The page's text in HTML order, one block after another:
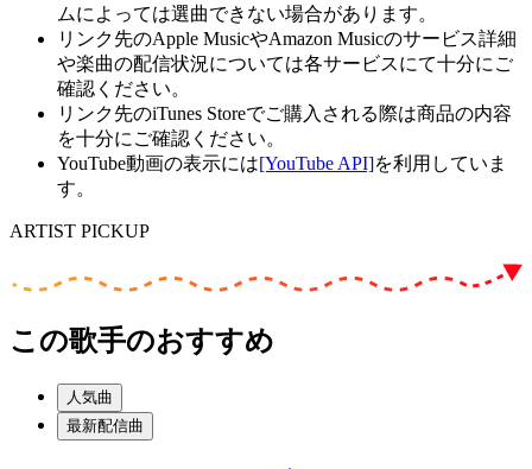
ムによっては選曲できない場合があります。
リンク先のApple MusicやAmazon Musicのサービス詳細
や楽曲の配信状況については各サービスにて十分にご
確認ください。
リンク先のiTunes Storeでご購入される際は商品の内容
を十分にご確認ください。
YouTube動画の表示には[YouTube API]を利用していま
す。
ARTIST PICKUP
この歌手のおすすめ
人気曲
最新配信曲